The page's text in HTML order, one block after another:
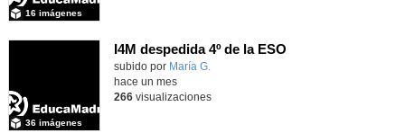
16 imágenes
I4M despedida 4º de la ESO
subido por María G.
36 imágenes
hace un mes
266visualizaciones